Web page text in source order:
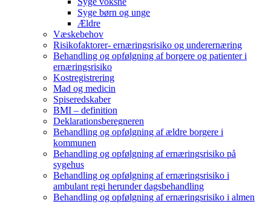
Syge børn og unge
Ældre
Væskebehov
Risikofaktorer- ernæringsrisiko og underernæring
Behandling og opfølgning af borgere og patienter i
ernæringsrisiko
Kostregistrering
Mad og medicin
Spiseredskaber
BMI – definition
Deklarationsberegneren
Behandling og opfølgning af ældre borgere i
kommunen
Behandling og opfølgning af ernæringsrisiko på
sygehus
Behandling og opfølgning af ernæringsrisiko i
ambulant regi herunder dagsbehandling
Behandling og opfølgning af ernæringsrisiko i almen